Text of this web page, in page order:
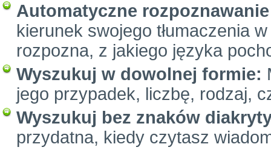
Automatyczne
kierunek swojego tłumaczenia
rozpozna, z jakiego języka
Wyszukuj w dowolnej formie:
jego przypadek, liczbę, rodzaj,
Wyszukuj bez znaków
przydatna, kiedy czytasz